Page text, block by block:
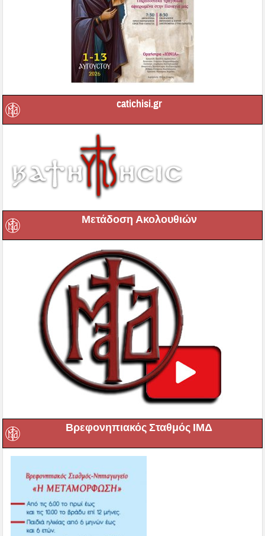
catichisi.gr
Μετάδοση Ακολουθιών
Βρεφονηπιακός Σταθμός ΙΜΔ